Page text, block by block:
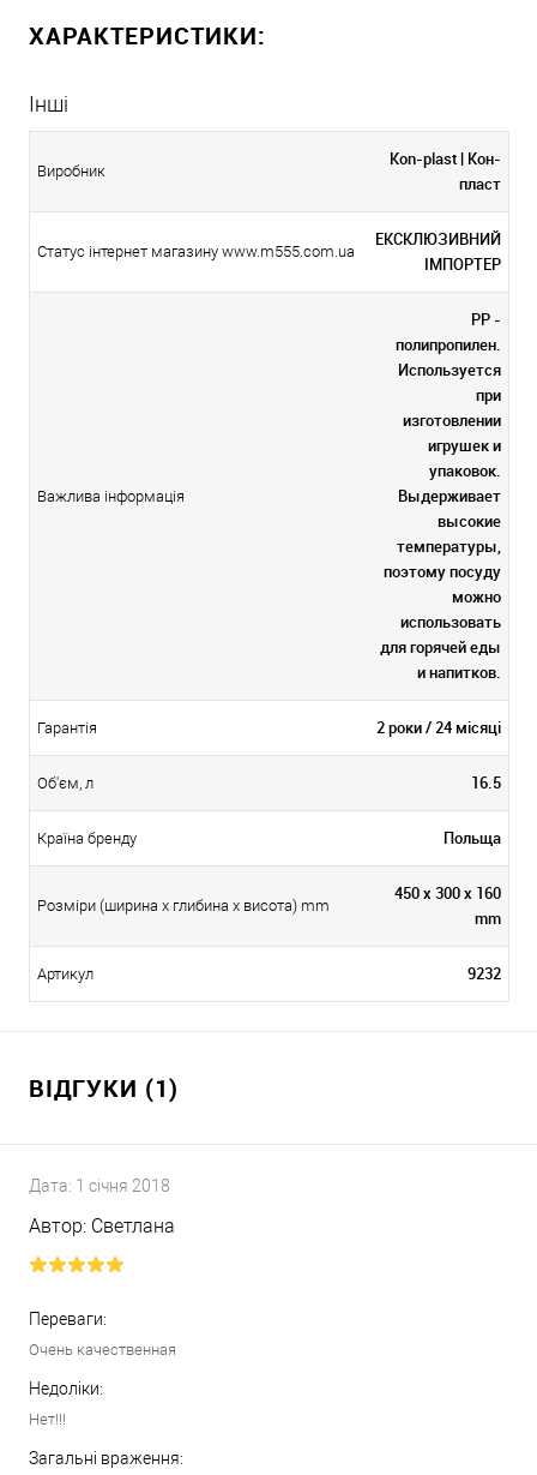
ХАРАКТЕРИСТИКИ:
Інші
Виробник
Kon-plast | Кон-
пласт
Статус інтернет магазину www.m555.com.ua
ЕКСКЛЮЗИВНИЙ
ІМПОРТЕР
Важлива інформація
PP -
полипропилен.
Используется
при
изготовлении
игрушек и
упаковок.
Выдерживает
высокие
температуры,
поэтому посуду
можно
использовать
для горячей еды
и напитков.
Гарантія 2 роки / 24 місяці
Об'єм, л 16.5
Країна бренду Польща
Розміри (ширина х глибина х висота) mm
450 x 300 x 160
mm
Артикул 9232
ВІДГУКИ (1)
Дата: 1 січня 2018
Автор: Светлана
Переваги:
Очень качественная
Недоліки:
Нет!!!
Загальні враження: